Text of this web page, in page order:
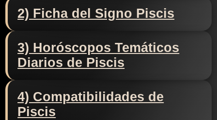
2) Ficha del Signo Piscis
3) Horóscopos Temáticos
Diarios de Piscis
4) Compatibilidades de
Piscis